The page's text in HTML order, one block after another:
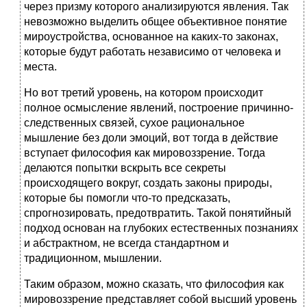
через призму которого анализируются явления. Так
невозможно выделить общее объективное понятие
мироустройства, основанное на каких-то законах,
которые будут работать независимо от человека и
места.
Но вот третий уровень, на котором происходит
полное осмысление явлений, построение причинно-
следственных связей, сухое рациональное
мышление без доли эмоций, вот тогда в действие
вступает философия как мировоззрение. Тогда
делаются попытки вскрыть все секреты
происходящего вокруг, создать законы природы,
которые бы помогли что-то предсказать,
спрогнозировать, предотвратить. Такой понятийный
подход основан на глубоких естественных познаниях
и абстрактном, не всегда стандартном и
традиционном, мышлении.
Таким образом, можно сказать, что философия как
мировоззрение представляет собой высший уровень